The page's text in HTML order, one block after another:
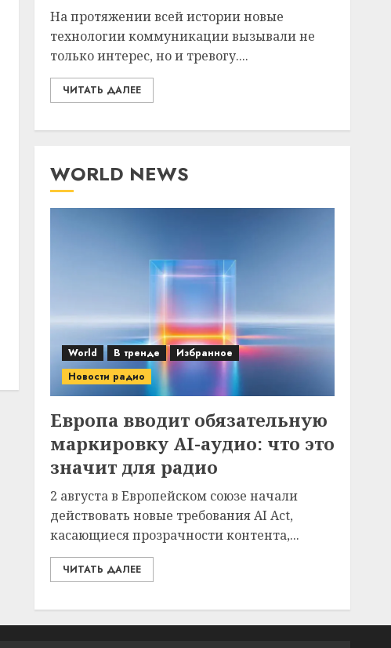
На протяжении всей истории новые
технологии коммуникации вызывали не
только интерес, но и тревогу....
ЧИТАТЬ ДАЛЕЕ
WORLD NEWS
World В тренде
Избранное
Новости радио
Европа вводит обязательную
маркировку AI-аудио: что это
значит для радио
2 августа в Европейском союзе начали
действовать новые требования AI Act,
касающиеся прозрачности контента,...
ЧИТАТЬ ДАЛЕЕ